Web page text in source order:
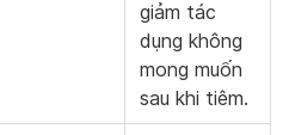
giảm tác
dụng không
mong muốn
sau khi tiêm.